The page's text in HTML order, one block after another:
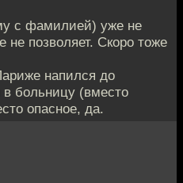
с фамилией) уже не
позволяет. Скоро тоже
напился до
больницу (вместо
опасное, да.